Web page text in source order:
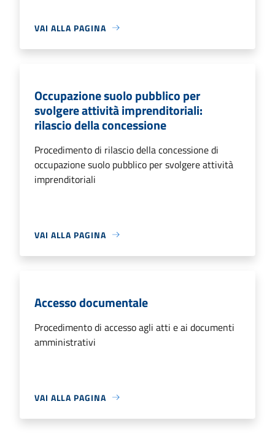
VAI ALLA PAGINA
Occupazione suolo pubblico per
svolgere attività imprenditoriali:
rilascio della concessione
Procedimento di rilascio della concessione di
occupazione suolo pubblico per svolgere attività
imprenditoriali
VAI ALLA PAGINA
Accesso documentale
Procedimento di accesso agli atti e ai documenti
amministrativi
VAI ALLA PAGINA